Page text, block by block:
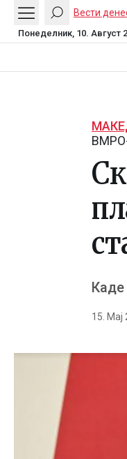
Вести
Понеделник, 10. Август
15. Мај